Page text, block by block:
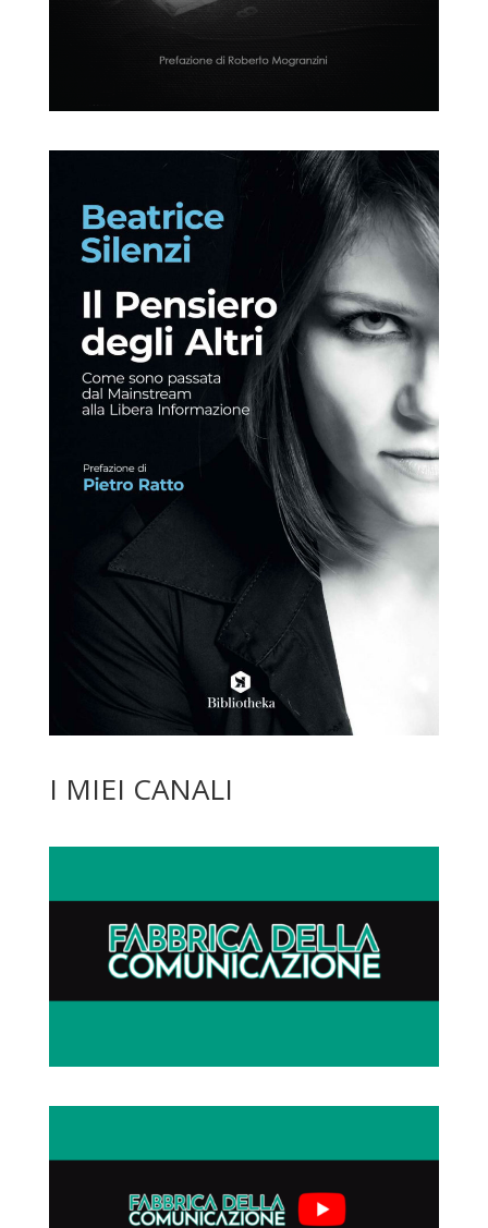
I MIEI CANALI